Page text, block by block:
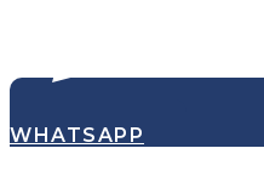
WHATSAPP